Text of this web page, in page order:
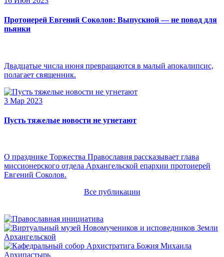
Протоиерей Евгений Соколов: Выпускной — не повод для
пьянки
Двадцатые числа июня превращаются в малый апокалипсис,
полагает священник.
3 Мар 2023
Пусть тяжелые новости не угнетают
О празднике Торжества Православия рассказывает глава
миссионерского отдела Архангельской епархии протоиерей
Евгений Соколов.
Все публикации
Архипастырь